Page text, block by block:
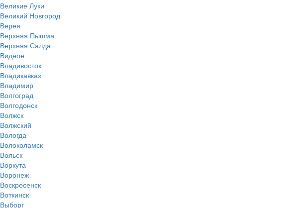
Великие Луки
Великий Новгород
Верея
Верхняя Пышма
Верхняя Салда
Видное
Владивосток
Владикавказ
Владимир
Волгоград
Волгодонск
Волжск
Волжский
Вологда
Волоколамск
Вольск
Воркута
Воронеж
Воскресенск
Воткинск
Выборг